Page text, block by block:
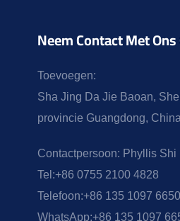
Neem Contact Met
Toevoegen:
Sha Jing Da Jie Baoan,
provincie Guangdong,
Contactpersoon: Phyllis Shi
Tel:+86 0755 2100 4828
Telefoon:+86 135 1097 6650
WhatsApp:+86 135 1097